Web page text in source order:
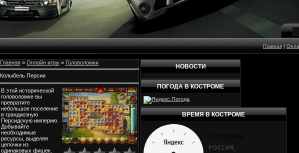
Главная|
Главная » Онлайн игры » Головоломки
Колыбель Персии
В этой исторической
головоломке вы
превратите
небольшое поселение
в грандиозную
Персидскую империю.
Добывайте
необходимые
ресурсы, выделяя
цепочки из
одинаковых фишек.
НОВОСТИ
ПОГОДА В КОСТРОМЕ
ВРЕМЯ В КОСТРОМЕ